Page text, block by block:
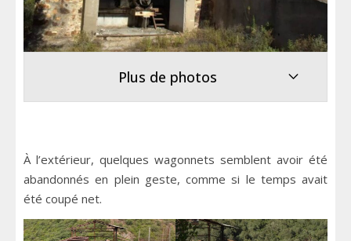
Plus de photos
À l’extérieur, quelques wagonnets semblent avoir été
abandonnés en plein geste, comme si le temps avait
été coupé net.